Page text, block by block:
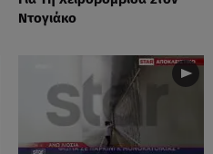
Ντογιάκο